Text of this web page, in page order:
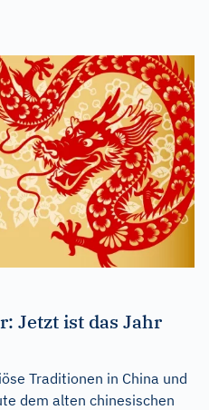
Jetzt ist das Jahr
Traditionen in China und
dem alten chinesischen